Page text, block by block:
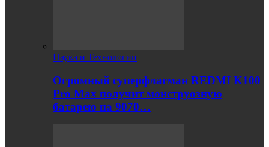
Наука и Технологии
Огромный суперфлагман REDMI K100
Pro Max получит монструозную
батарею на 9070…